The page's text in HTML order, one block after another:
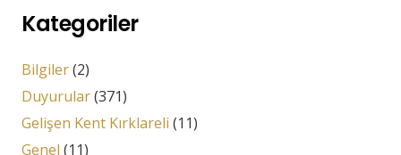
Kategoriler
Bilgiler(2)
Duyurular(371)
Gelişen Kent Kırklareli (11)
Genel (11)